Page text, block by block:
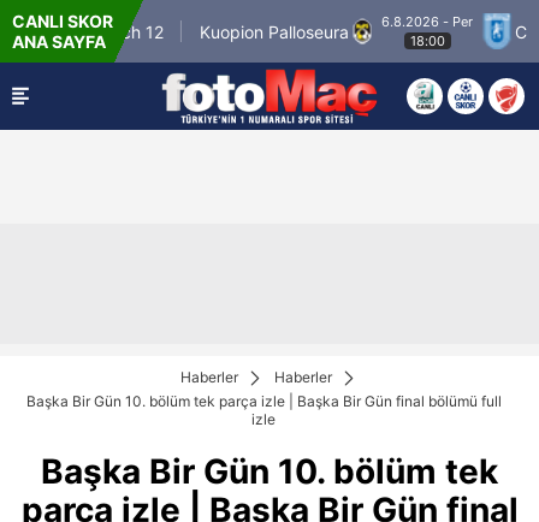
CANLI SKOR
ANA SAYFA
Match 12 Kuopion Palloseura
6.8.2026 - Per
18:00
CS
Haberler
Haberler
Başka Bir Gün 10. bölüm tek parça izle | Başka Bir Gün final bölümü full
izle
Başka Bir Gün 10. bölüm tek
parça izle | Başka Bir Gün final